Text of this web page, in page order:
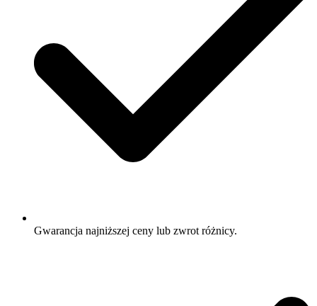
Gwarancja najniższej ceny lub zwrot różnicy.